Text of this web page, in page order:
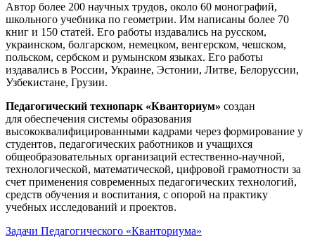
Автор более 200 научных трудов, около 60 монографий,
школьного учебника по геометрии. Им написаны более 70
книг и 150 статей. Его работы издавались на русском,
украинском, болгарском, немецком, венгерском, чешском,
польском, сербском и румынском языках. Его работы
издавались в России, Украине, Эстонии, Литве, Белоруссии,
Узбекистане, Грузии.
Педагогический технопарк «Кванториум» создан
для обеспечения системы образования
высококвалифицированными кадрами через формирование у
студентов, педагогических работников и учащихся
общеобразовательных организаций естественно-научной,
технологической, математической, цифровой грамотности за
счет применения современных педагогических технологий,
средств обучения и воспитания, с опорой на практику
учебных исследований и проектов.
Задачи Педагогического «Кванториума»